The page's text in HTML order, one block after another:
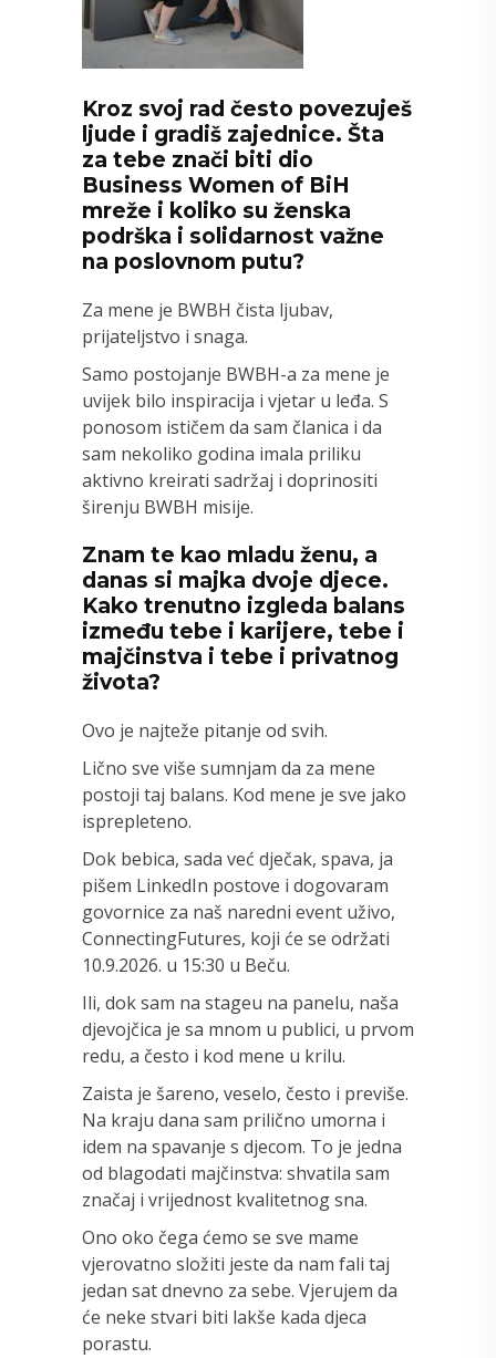
Kroz svoj rad često povezuješ
ljude i gradiš zajednice. Šta
za tebe znači biti dio
Business Women of BiH
mreže i koliko su ženska
podrška i solidarnost važne
na poslovnom putu?
Za mene je BWBH čista ljubav,
prijateljstvo i snaga.
Samo postojanje BWBH-a za mene je
uvijek bilo inspiracija i vjetar u leđa. S
ponosom ističem da sam članica i da
sam nekoliko godina imala priliku
aktivno kreirati sadržaj i doprinositi
širenju BWBH misije.
Znam te kao mladu ženu, a
danas si majka dvoje djece.
Kako trenutno izgleda balans
između tebe i karijere, tebe i
majčinstva i tebe i privatnog
života?
Ovo je najteže pitanje od svih.
Lično sve više sumnjam da za mene
postoji taj balans. Kod mene je sve jako
isprepleteno.
Dok bebica, sada već dječak, spava, ja
pišem LinkedIn postove i dogovaram
govornice za naš naredni event uživo,
ConnectingFutures, koji će se održati
10.9.2026. u 15:30 u Beču.
Ili, dok sam na stageu na panelu, naša
djevojčica je sa mnom u publici, u prvom
redu, a često i kod mene u krilu.
Zaista je šareno, veselo, često i previše.
Na kraju dana sam prilično umorna i
idem na spavanje s djecom. To je jedna
od blagodati majčinstva: shvatila sam
značaj i vrijednost kvalitetnog sna.
Ono oko čega ćemo se sve mame
vjerovatno složiti jeste da nam fali taj
jedan sat dnevno za sebe. Vjerujem da
će neke stvari biti lakše kada djeca
porastu.